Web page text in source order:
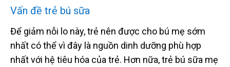
Vấn đề trẻ bú sữa
Để giảm nỗi lo này, trẻ nên được cho bú mẹ sớm
nhất có thể vì đây là nguồn dinh dưỡng phù hợp
nhất với hệ tiêu hóa của trẻ. Hơn nữa, trẻ bú sữa mẹ